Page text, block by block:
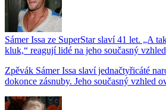
Sámer Issa ze SuperStar slaví 41 let. „A
kluk,“ reagují lidé na jeho současný vzhled
Zpěvák Sámer Issa slaví jednačtyřicáté
dokonce zásnuby. Jeho současný vzhled